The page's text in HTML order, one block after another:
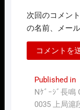
次回のコメン
の名前、メー
投
稿
Published in
Nｹﾞｰｼﾞ長鳴
0035 上局滬